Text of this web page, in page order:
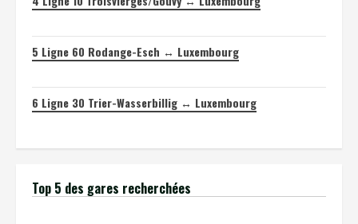
5 Ligne 60 Rodange-Esch ↔ Luxembourg
6 Ligne 30 Trier-Wasserbillig ↔ Luxembourg
Top 5 des gares recherchées